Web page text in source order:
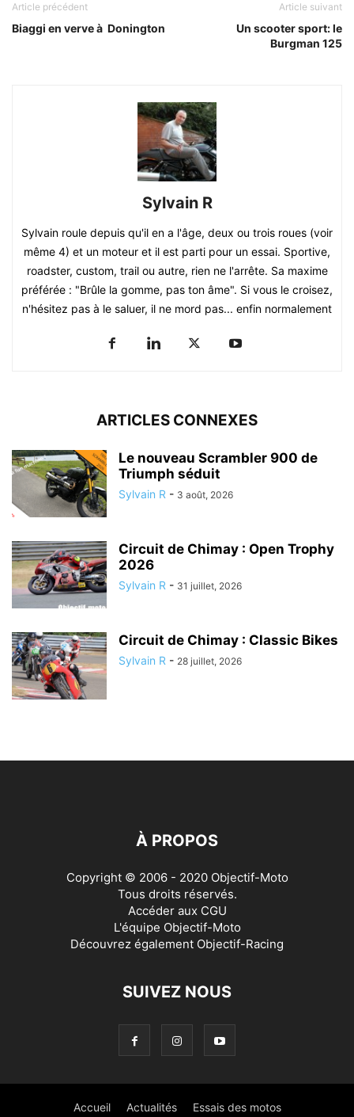
Article précédent
Biaggi en verve à Donington
Article suivant
Un scooter sport: le
Burgman 125
Sylvain R
Sylvain roule depuis qu'il en a l'âge, deux ou trois roues (voir
même 4) et un moteur et il est parti pour un essai. Sportive,
roadster, custom, trail ou autre, rien ne l'arrête. Sa maxime
préférée : "Brûle la gomme, pas ton âme". Si vous le croisez,
n'hésitez pas à le saluer, il ne mord pas... enfin normalement
ARTICLES CONNEXES
Le nouveau Scrambler 900 de
Triumph séduit
Sylvain R - 3 août, 2026
Circuit de Chimay : Open Trophy
2026
Sylvain R - 31 juillet, 2026
Circuit de Chimay : Classic Bikes
Sylvain R - 28 juillet, 2026
À PROPOS
Copyright © 2006 - 2020 Objectif-Moto
Tous droits réservés.
Accéder aux CGU
L'équipe Objectif-Moto
Découvrez également Objectif-Racing
SUIVEZ NOUS
Accueil Actualités Essais des motos